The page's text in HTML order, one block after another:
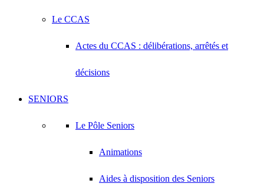
Le CCAS
Actes du CCAS : délibérations, arrêtés et
décisions
SENIORS
Le Pôle Seniors
Animations
Aides à disposition des Seniors